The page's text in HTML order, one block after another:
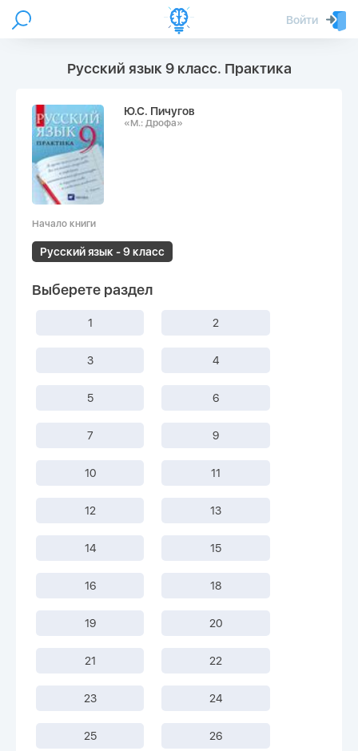
Войти
Русский язык 9 класс. Практика
Ю.С. Пичугов
«М.: Дрофа»
Начало книги
Русский язык - 9 класс
Выберете раздел
1 2
3 4
5 6
7 9
10 11
12 13
14 15
16 18
19 20
21 22
23 24
25 26